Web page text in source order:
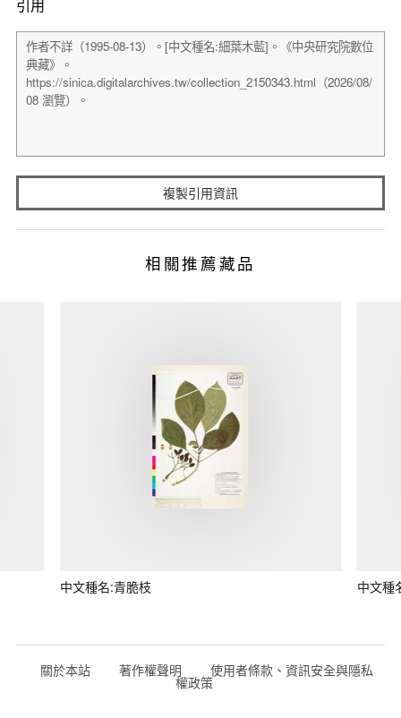
引用
複製引用資訊
相關推薦藏品
中文種名:青脆枝 中文種
關於本站 著作權聲明 使用者條款、資訊安全與隱私
權政策